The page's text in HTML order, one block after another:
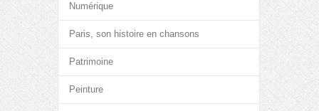
Numérique
Paris, son histoire en chansons
Patrimoine
Peinture